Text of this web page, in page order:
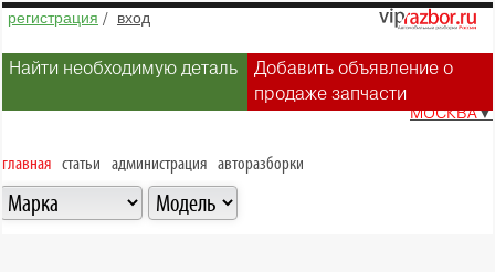
регистрация / вход
Найти необходимую деталь
Добавить объявление о
продаже запчасти
МОСКВА▼
главная статьи администрация авторазборки